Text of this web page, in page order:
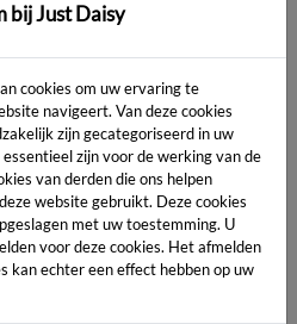
bij Just Daisy
cookies om uw ervaring te
navigeert. Van deze cookies
zijn gecategoriseerd in uw
zijn voor de werking van de
van derden die ons helpen
website gebruikt. Deze cookies
met uw toestemming. U
voor deze cookies. Het afmelden
kan echter een effect hebben op uw